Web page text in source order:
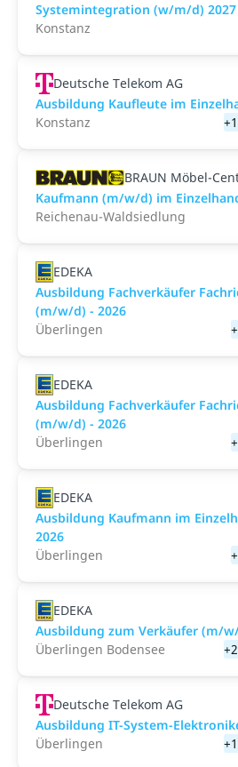
Systemintegration (w/m/d) 2027
Konstanz
Deutsche Telekom AG
Ausbildung Kaufleute im
Konstanz
BRAUN Möbel-
Kaufmann (m/w/d) im
Reichenau-Waldsiedlung
EDEKA
Ausbildung Fachverkäufer
(m/w/d) - 2026
Überlingen
EDEKA
Ausbildung Fachverkäufer
(m/w/d) - 2026
Überlingen
EDEKA
Ausbildung Kaufmann im
2026
Überlingen
EDEKA
Ausbildung zum Verkäufer (m/
Überlingen Bodensee
Deutsche Telekom AG
Ausbildung IT-System-
Überlingen